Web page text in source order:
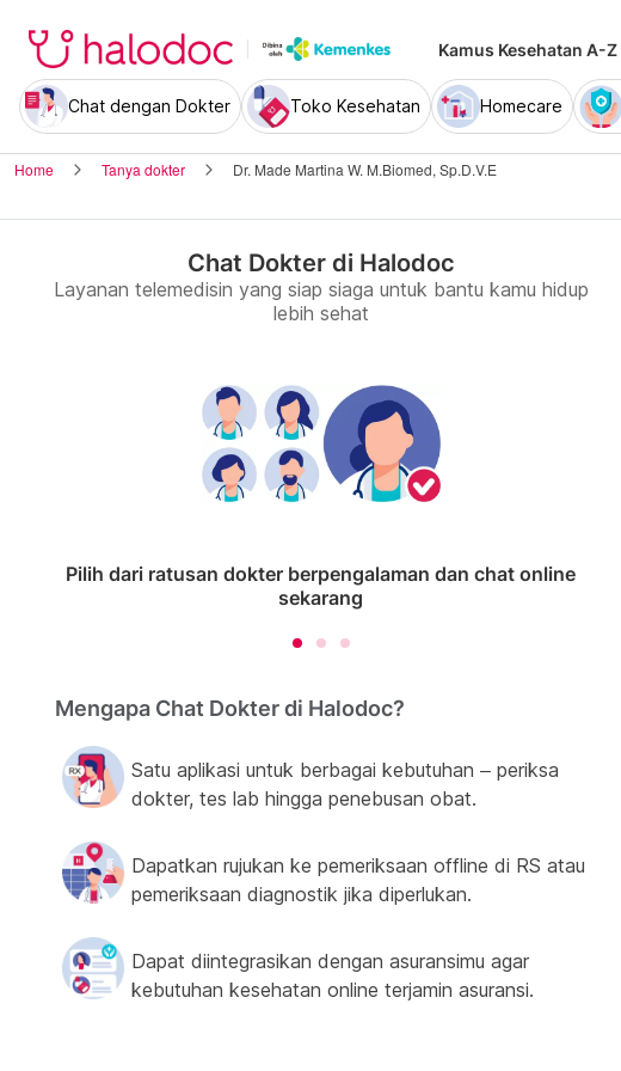
Kamus Kesehatan A-Z
Chat dengan Dokter Toko Kesehatan Homecare
Home Tanya dokter Dr. Made Martina W. M.Biomed, Sp.D.V.E
Chat Dokter di Halodoc
Layanan telemedisin yang siap siaga untuk bantu kamu hidup
lebih sehat
Pilih dari ratusan dokter berpengalaman dan chat online
sekarang
Mengapa Chat Dokter di Halodoc?
Satu aplikasi untuk berbagai kebutuhan – periksa
dokter, tes lab hingga penebusan obat.
Dapatkan rujukan ke pemeriksaan offline di RS atau
pemeriksaan diagnostik jika diperlukan.
Dapat diintegrasikan dengan asuransimu agar
kebutuhan kesehatan online terjamin asuransi.